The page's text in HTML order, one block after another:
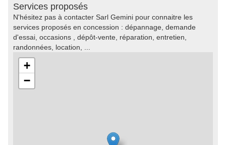
Services proposés
N'hésitez pas à contacter Sarl Gemini pour connaitre les
services proposés en concession : dépannage, demande
d'essai, occasions , dépôt-vente, réparation, entretien,
randonnées, location, ...
+
−